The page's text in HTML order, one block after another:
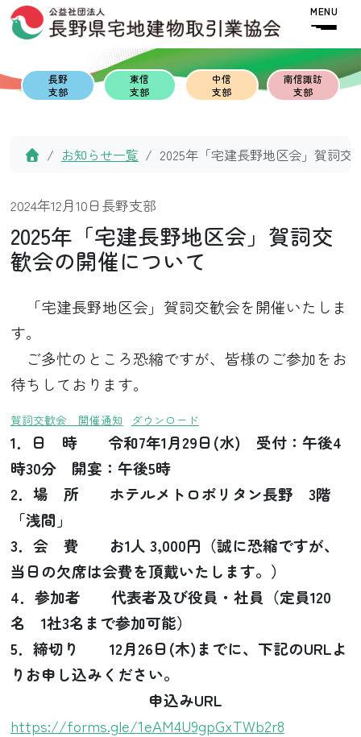
Skip to content
Skip to footer
長野
支部
東信
支部
中信
支部
南信諏訪
支部
Homeお知らせ一覧 2025年「宅建長野地区会」賀詞交
2024年12月10日 長野支部
2025年「宅建長野地区会」賀詞交
歓会の開催について
「宅建長野地区会」賀詞交歓会を開催いたしま
す。
ご多忙のところ恐縮ですが、皆様のご参加をお
待ちしております。
賀詞交歓会 開催通知 ダウンロード
1．日 時 令和7年1月29日(水) 受付：午後4
時30分 開宴：午後5時
2．場 所 ホテルメトロポリタン長野 3階
「浅間」
3．会 費 お1人 3,000円（誠に恐縮ですが、
当日の欠席は会費を頂戴いたします。）
4．参加者 代表者及び役員・社員（定員120
名 1社3名まで参加可能）
5．締切り 12月26日(木)までに、下記のURLよ
りお申し込みください。
申込みURL
https://forms.gle/1eAM4U9gpGxTWb2r8
MENU